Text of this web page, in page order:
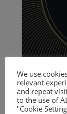
We use
relevant
and repeat
to the use of
"Cookie